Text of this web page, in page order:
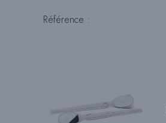
Référence :